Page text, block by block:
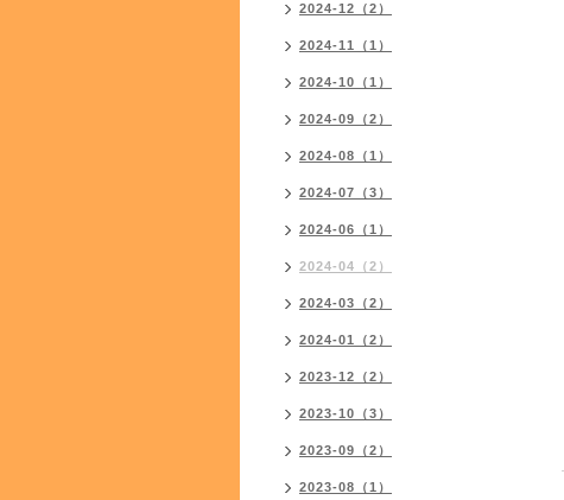
2024-12（2）
2024-11（1）
2024-10（1）
2024-09（2）
2024-08（1）
2024-07（3）
2024-06（1）
2024-04（2）
2024-03（2）
2024-01（2）
2023-12（2）
2023-10（3）
2023-09（2）
2023-08（1）